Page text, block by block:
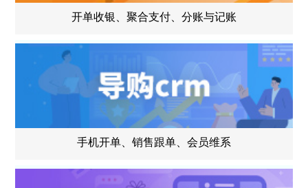
开单收银、聚合支付、分账与记账
手机开单、销售跟单、会员维系